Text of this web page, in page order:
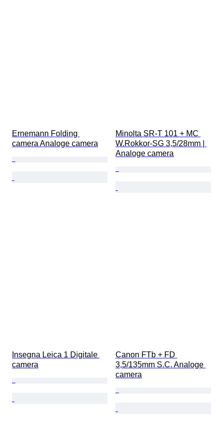
Ernemann Folding
camera Analoge camera
Minolta SR-T 101 + MC
W.Rokkor-SG 3,5/28mm |
Analoge camera
Insegna Leica 1 Digitale
camera
Canon FTb + FD
3,5/135mm S.C. Analoge
camera